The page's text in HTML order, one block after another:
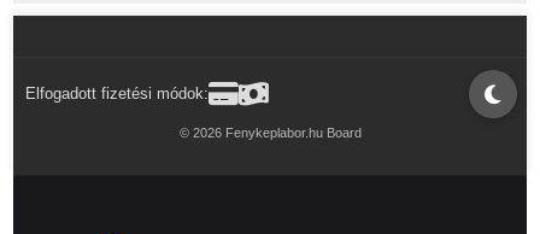
Elfogadott fizetési módok:
© 2026 Fenykeplabor.hu Board